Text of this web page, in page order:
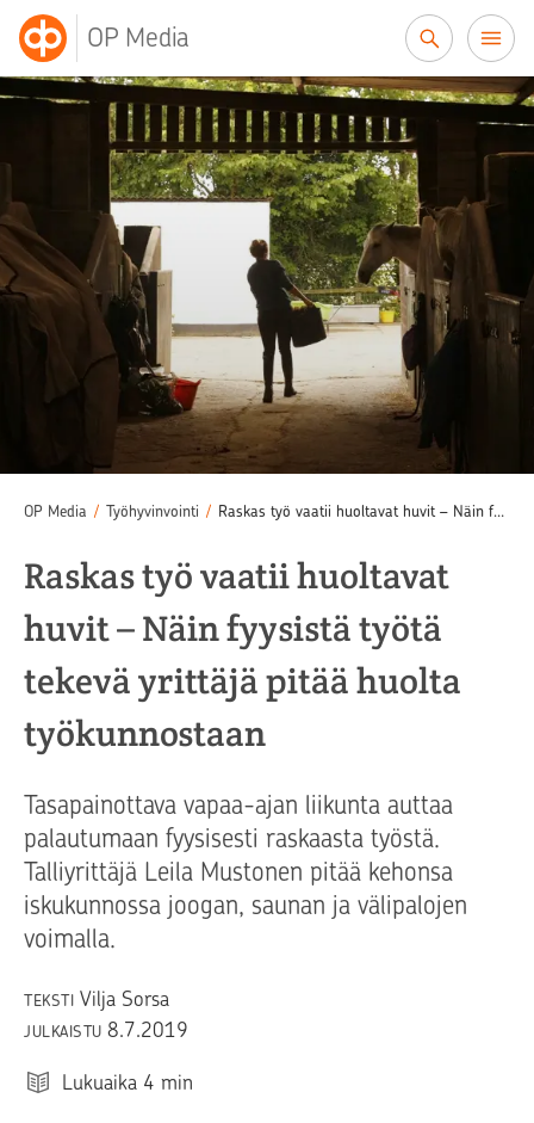
OP Media
OP Media / Työhyvinvointi / Raskas työ vaatii huoltavat huvit – Näin fyysistä työtä tekevä yrittäjä pitää huolta työkunnostaan
Raskas työ vaatii huoltavat
huvit – Näin fyysistä työtä
tekevä yrittäjä pitää huolta
työkunnostaan
Tasapainottava vapaa-ajan liikunta auttaa
palautumaan fyysisesti raskaasta työstä.
Talliyrittäjä Leila Mustonen pitää kehonsa
iskukunnossa joogan, saunan ja välipalojen
voimalla.
TEKSTI Vilja Sorsa
JULKAISTU 8.7.2019
Lukuaika 4 min